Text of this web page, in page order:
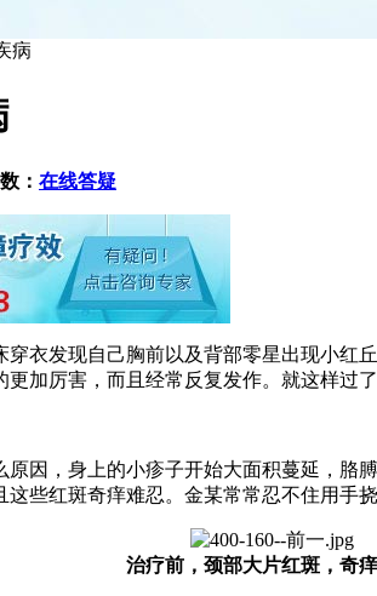
病
： 在线答疑
衣发现自己胸前以及背部零星出现小
加厉害，而且经常反复发作。就这样过了
因，身上的小疹子开始大面积蔓延，
些红斑奇痒难忍。金某常常忍不住用
治疗前，颈部大片红斑，奇